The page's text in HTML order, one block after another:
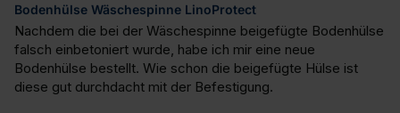
Bodenhülse Wäschespinne LinoProtect
Nachdem die bei der Wäschespinne beigefügte Bodenhülse
falsch einbetoniert wurde, habe ich mir eine neue
Bodenhülse bestellt. Wie schon die beigefügte Hülse ist